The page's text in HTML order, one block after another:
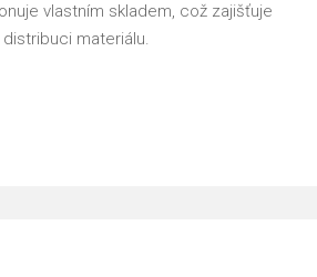
vlastním skladem, což zajišťuje
materiálu.